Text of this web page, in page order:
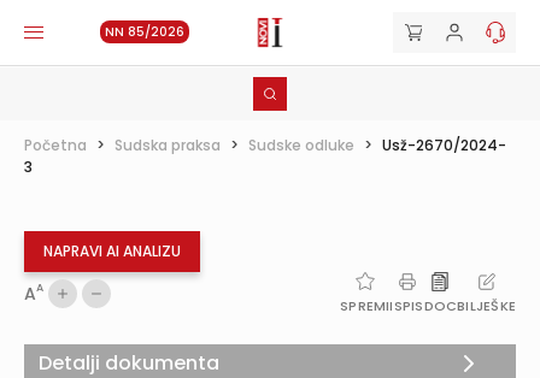
NN 85/2026
Početna > Sudska praksa > Sudske odluke > Usž-2670/2024-
3
NAPRAVI AI ANALIZU
AA
SPREMIISPISDOCBILJEŠKE
Detalji dokumenta